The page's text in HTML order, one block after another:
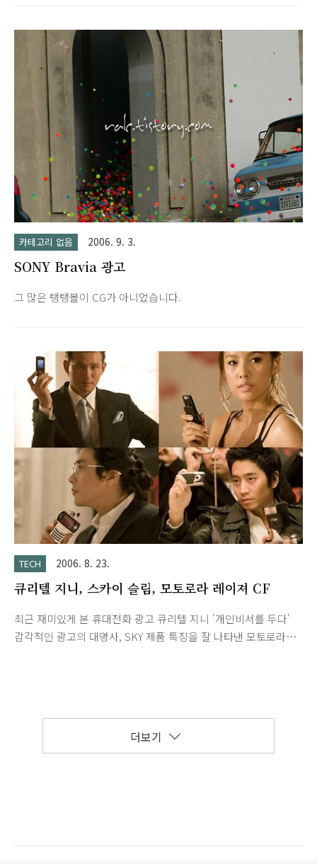
CLIE PEG-TH55/UMotorola MS500 (RAZR)CASIO MQ-24-
1BLLGFDIESEL DZ4026 http://ralc.tistory.com/8Motorola
ST2004M (StarTAC2004) http://ralc.tistory.com/12한효주
ENPRANI(엔프라니) 슬림블랙팩트 CF
카테고리 없음 2006. 9. 3.
SONY Bravia 광고
그 많은 탱탱볼이 CG가 아니었습니다.
TECH 2006. 8. 23.
큐리텔 지니, 스카이 슬림, 모토로라 레이져 CF
최근 재미있게 본 휴대전화 광고 큐리텔 지니 '개인비서를 두다'
감각적인 광고의 대명사, SKY 제품 특징을 잘 나타낸 모토로라
더보기